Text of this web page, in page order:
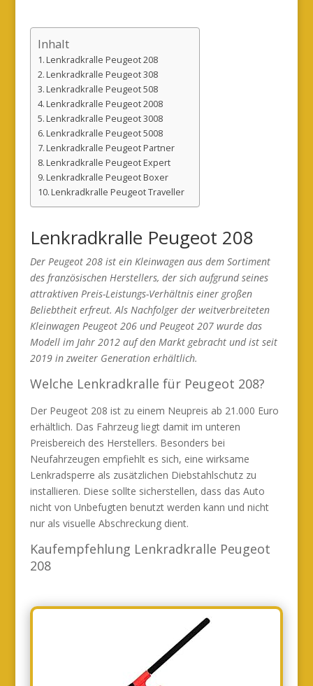
Inhalt
Lenkradkralle Peugeot 208
Lenkradkralle Peugeot 308
Lenkradkralle Peugeot 508
Lenkradkralle Peugeot 2008
Lenkradkralle Peugeot 3008
Lenkradkralle Peugeot 5008
Lenkradkralle Peugeot Partner
Lenkradkralle Peugeot Expert
Lenkradkralle Peugeot Boxer
Lenkradkralle Peugeot Traveller
Lenkradkralle Peugeot 208
Der Peugeot 208 ist ein Kleinwagen aus dem Sortiment
des französischen Herstellers, der sich aufgrund seines
attraktiven Preis-Leistungs-Verhältnis einer großen
Beliebtheit erfreut. Als Nachfolger der weitverbreiteten
Kleinwagen Peugeot 206 und Peugeot 207 wurde das
Modell im Jahr 2012 auf den Markt gebracht und ist seit
2019 in zweiter Generation erhältlich.
Welche Lenkradkralle für Peugeot 208?
Der Peugeot 208 ist zu einem Neupreis ab 21.000 Euro
erhältlich. Das Fahrzeug liegt damit im unteren
Preisbereich des Herstellers. Besonders bei
Neufahrzeugen empfiehlt es sich, eine wirksame
Lenkradsperre als zusätzlichen Diebstahlschutz zu
installieren. Diese sollte sicherstellen, dass das Auto
nicht von Unbefugten benutzt werden kann und nicht
nur als visuelle Abschreckung dient.
Kaufempfehlung Lenkradkralle Peugeot
208